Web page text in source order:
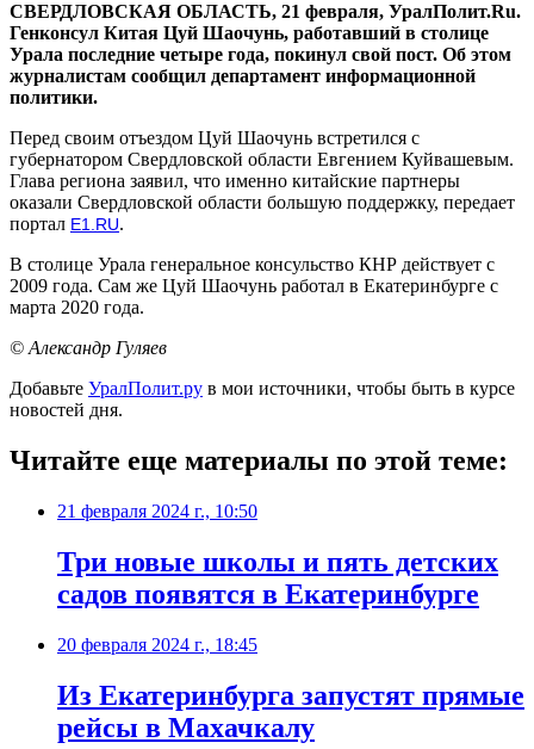
СВЕРДЛОВСКАЯ ОБЛАСТЬ, 21 февраля, УралПолит.Ru.
Генконсул Китая Цуй Шаочунь, работавший в столице
Урала последние четыре года, покинул свой пост. Об этом
журналистам сообщил департамент информационной
политики.
Перед своим отъездом Цуй Шаочунь встретился с
губернатором Свердловской области Евгением Куйвашевым.
Глава региона заявил, что именно китайские партнеры
оказали Свердловской области большую поддержку, передает
портал Е1.RU.
В столице Урала генеральное консульство КНР действует с
2009 года. Сам же Цуй Шаочунь работал в Екатеринбурге с
марта 2020 года.
© Александр Гуляев
Добавьте УралПолит.ру в мои источники, чтобы быть в курсе
новостей дня.
Читайте еще материалы по этой теме:
21 февраля 2024 г., 10:50
Три новые школы и пять детских
садов появятся в Екатеринбурге
20 февраля 2024 г., 18:45
Из Екатеринбурга запустят прямые
рейсы в Махачкалу